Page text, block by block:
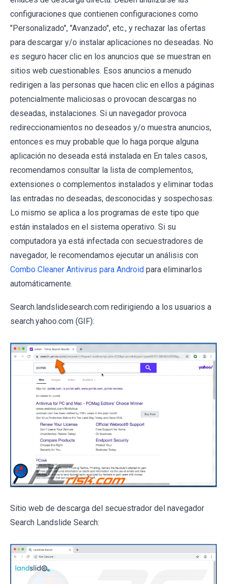
configuraciones que contienen configuraciones como
"Personalizado", "Avanzado", etc., y rechazar las ofertas
para descargar y/o instalar aplicaciones no deseadas. No
es seguro hacer clic en los anuncios que se muestran en
sitios web cuestionables. Esos anuncios a menudo
redirigen a las personas que hacen clic en ellos a páginas
potencialmente maliciosas o provocan descargas no
deseadas, instalaciones. Si un navegador provoca
redireccionamientos no deseados y/o muestra anuncios,
entonces es muy probable que lo haga porque alguna
aplicación no deseada está instalada en En tales casos,
recomendamos consultar la lista de complementos,
extensiones o complementos instalados y eliminar todas
las entradas no deseadas, desconocidas y sospechosas.
Lo mismo se aplica a los programas de este tipo que
están instalados en el sistema operativo. Si su
computadora ya está infectada con secuestradores de
navegador, le recomendamos ejecutar un análisis con
Combo Cleaner Antivirus para Android para eliminarlos
automáticamente.
Search.landslidesearch.com redirigiendo a los usuarios a
search.yahoo.com (GIF):
Sitio web de descarga del secuestrador del navegador
Search Landslide Search: